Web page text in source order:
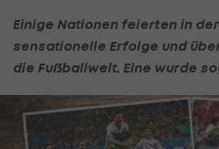
Einige Nationen feierten in
sensationelle Erfolge und
die Fußballwelt. Eine wurde